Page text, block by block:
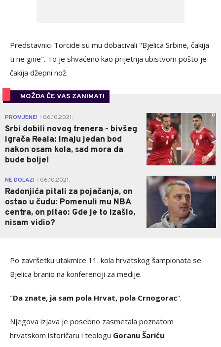
Predstavnici Torcide su mu dobacivali "Bjelica Srbine, čakija
ti ne gine". To je shvaćeno kao prijetnja ubistvom pošto je
čakija džepni nož.
MOŽDA ĆE VAS ZANIMATI
PROMJENE! 06.10.2021.
Srbi dobili novog trenera - bivšeg
igrača Reala: Imaju jedan bod
nakon osam kola, sad mora da
bude bolje!
0
NE DOLAZI 06.10.2021.
Radonjića pitali za pojačanja, on
ostao u čudu: Pomenuli mu NBA
centra, on pitao: Gde je to izašlo,
nisam vidio?
0
Po završetku utakmice 11. kola hrvatskog šampionata se
Bjelica branio na konferenciji za medije.
"Da znate, ja sam pola Hrvat, pola Crnogorac".
Njegova izjava je posebno zasmetala poznatom
hrvatskom istoričaru i teologu Goranu Šariću.